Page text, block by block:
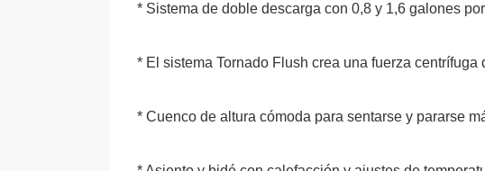
* Sistema de doble descarga con 0,8 y 1,6 galones
* El sistema Tornado Flush crea una fuerza centrífuga
* Cuenco de altura cómoda para sentarse y pararse